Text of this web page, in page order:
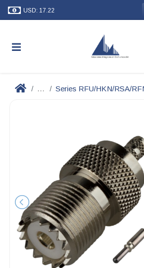
USD: 17.22
... Series RFU/HKN/RSA/